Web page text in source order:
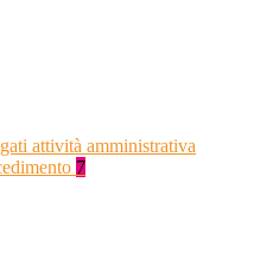
attività amministrativa
7